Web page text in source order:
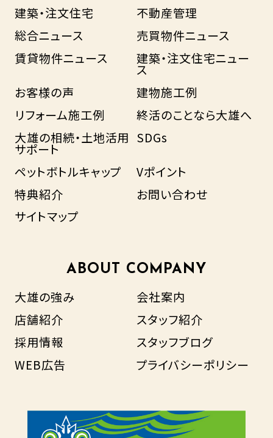
建築・注文住宅
不動産管理
総合ニュース
売買物件ニュース
賃貸物件ニュース
建築・注文住宅ニュー
ス
お客様の声
建物施工例
リフォーム施工例
終活のことなら大雄へ
大雄の相続・土地活用
サポート
SDGs
ペットボトルキャップ
Vポイント
特典紹介
お問い合わせ
サイトマップ
ABOUT COMPANY
大雄の強み
会社案内
店舗紹介
スタッフ紹介
採用情報
スタッフブログ
WEB広告
プライバシーポリシー